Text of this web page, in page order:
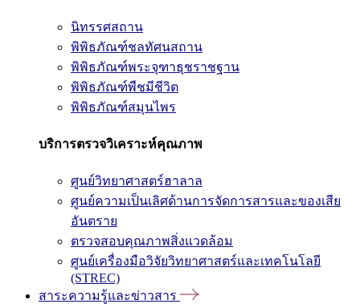
นิทรรศสถาน
พิพิธภัณฑ์ชลทัศนสถาน
พิพิธภัณฑ์พระจุฑาธุชราชฐาน
พิพิธภัณฑ์พืชมีชีวิต
พิพิธภัณฑ์สมุนไพร
บริการตรวจวิเคราะห์คุณภาพ
ศูนย์วิทยาศาสตร์ฮาลาล
ศูนย์ความเป็นเลิศด้านการจัดการสารและของเสีย
อันตราย
ตรวจสอบคุณภาพสิ่งแวดล้อม
ศูนย์เครื่องมือวิจัยวิทยาศาสตร์และเทคโนโลยี
(STREC)
สาระความรู้และข่าวสาร